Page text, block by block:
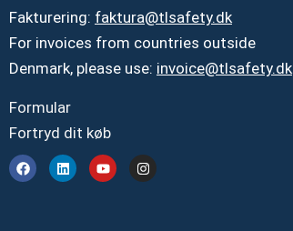
Fakturering: faktura@tlsafety.dk
For invoices from countries outside
Denmark, please use: invoice@tlsafety.dk
Formular
Fortryd dit køb
F
a
L
i
Y
o
I
n